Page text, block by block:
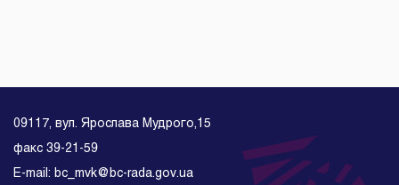
09117, вул. Ярослава Мудрого,15
факс 39-21-59
E-mail: bc_mvk@bc-rada.gov.ua